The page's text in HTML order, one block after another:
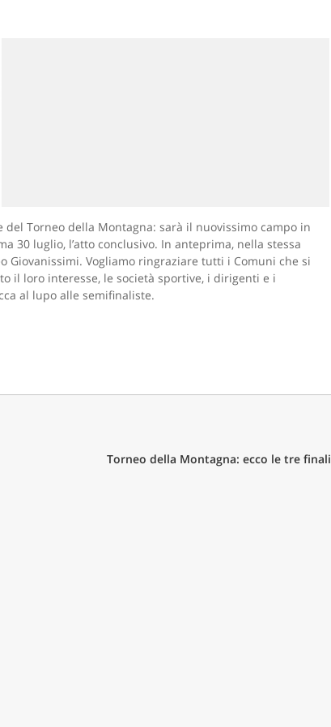
Torneo della Montagna: sarà il nuovissimo campo in
30 luglio, l’atto conclusivo. In anteprima, nella stessa
Giovanissimi. Vogliamo ringraziare tutti i Comuni che si
il loro interesse, le società sportive, i dirigenti e i
al lupo alle semifinaliste.
Torneo della Montagna: ecco le tre finali